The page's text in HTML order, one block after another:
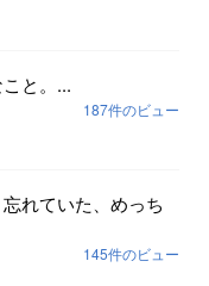
と。...
187件のビュー
れていた、めっち
145件のビュー